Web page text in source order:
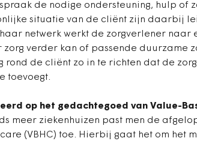
de nodige ondersteuning, hulp of
situatie van de cliënt zijn daarbij
netwerk werkt de zorgverlener
zorg verder kan of passende duurzame
rond de cliënt zo in te richten dat de
toevoegt.
op het gedachtegoed van Value-
meer ziekenhuizen past men de
(VBHC) toe. Hierbij gaat het om het